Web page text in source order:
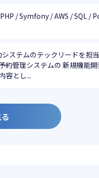
/ Symfony / AWS / SQL /
ステムのテックリードを担
約管理システムの 新規機能
容とし...